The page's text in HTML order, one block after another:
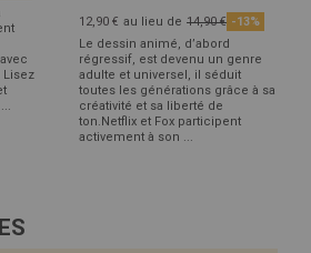
Lisez
12,90 € au lieu de 14,90 € -13%
Le dessin animé, d’abord
régressif, est devenu un genre
adulte et universel, il séduit
toutes les générations grâce à sa
créativité et sa liberté de
ton.Netflix et Fox participent
activement à son ...